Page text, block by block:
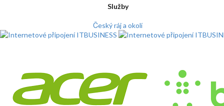
Služby
Český ráj a okolí